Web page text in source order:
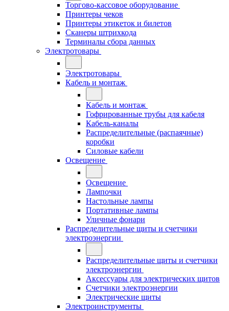
Торгово-кассовое оборудование
Принтеры чеков
Принтеры этикеток и билетов
Сканеры штрихкода
Терминалы сбора данных
Электротовары
Электротовары
Кабель и монтаж
Кабель и монтаж
Гофрированные трубы для кабеля
Кабель-каналы
Распределительные (распаячные)
коробки
Силовые кабели
Освещение
Освещение
Лампочки
Настольные лампы
Портативные лампы
Уличные фонари
Распределительные щиты и счетчики
электроэнергии
Распределительные щиты и счетчики
электроэнергии
Аксессуары для электрических щитов
Счетчики электроэнергии
Электрические щиты
Электроинструменты